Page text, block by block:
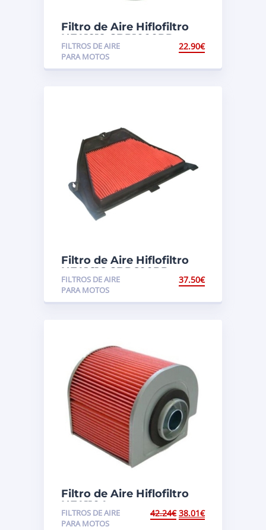
Filtro de Aire Hiflofiltro
HFA1919 CBR1000RR
Fireblade (SC57)
FILTROS DE AIRE
PARA MOTOS
22.90€
Filtro de Aire Hiflofiltro
HFA1616 CBR600RR
(PC37)
FILTROS DE AIRE
PARA MOTOS
37.50€
Filtro de Aire Hiflofiltro
HFA1104
FILTROS DE AIRE
PARA MOTOS
42.24€ 38.01€